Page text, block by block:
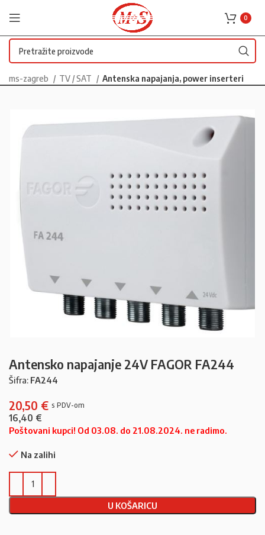
0
ms-zagreb TV / SAT Antenska napajanja, power inserteri
Antensko napajanje 24V FAGOR FA244
Šifra: FA244
20,50 €
16,40 €
Poštovani kupci! Od 03.08. do 21.08.2024. ne radimo.
Na zalihi
U KOŠARICU